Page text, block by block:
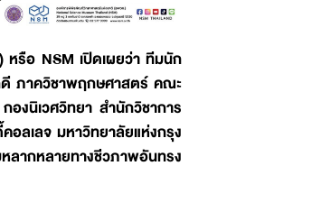
รือ NSM เปิดเผยว่า ทีมนัก
ภาควิชาพฤกษศาสตร์ คณะ
งนิเวศวิทยา สำนักวิชาการ
ลเลจ มหาวิทยาลัยแห่งกรุง
ลากหลายทางชีวภาพอันทรง